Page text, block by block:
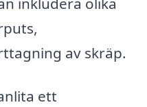
av skräp.
ett